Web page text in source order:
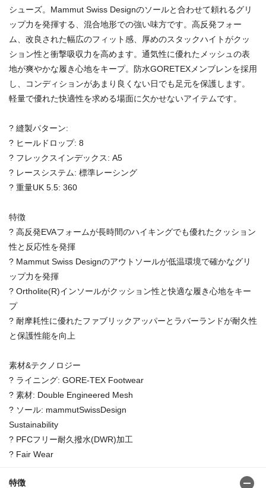
シューズ。Mammut Swiss Designのソールと合わせて頼れるグリ
ップ力を発揮する、混合地形での強い味方です。高反発フォー
ム、改良された幅広のフィット感、厚めのスタックハイトがクッ
ション性と衝撃吸収力を高めます。通気性に優れたメッシュの表
地が爽やかな履き心地をキープ。防水GORETEXメンブレンを採用
し、コンディションがあまり良くない日でも足元を保護します。
軽量で優れた快適性を求める場面に欠かせないアイテムです。
? 縫製パターン:
? ヒールドロップ: 8
? フレックスインデックス: A5
? レースシステム: 標準レーシング
? 重量UK 5.5: 360
特徴
? 高反発EVAフォームが長時間のハイキングでも優れたクッション
性と反応性を発揮
? Mammut Swiss Designのアウトソールが低温環境で確かなグリ
ップ力を発揮
? Ortholite(R)インソールがクッション性と快適な履き心地をキー
プ
? 耐摩耗性に優れたファブリックアッパーとラバーランドが耐久性
と保護性能を向上
素材&テクノロジー
? ライニング: GORE-TEX Footwear
? 素材: Double Engineered Mesh
? ソール: mammutSwissDesign
Sustainability
? PFCフリー耐久撥水(DWR)加工
? Fair Wear
特徴